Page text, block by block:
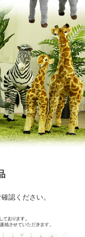
認ください。